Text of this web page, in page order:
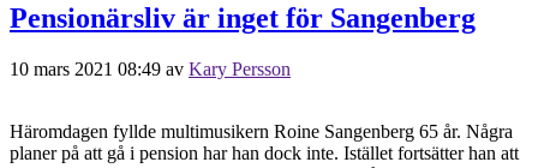
Pensionärsliv är inget för Sangenberg
10 mars 2021 08:49 av Kary Persson
Häromdagen fyllde multimusikern Roine Sangenberg 65 år. Några
planer på att gå i pension har han dock inte. Istället fortsätter han att